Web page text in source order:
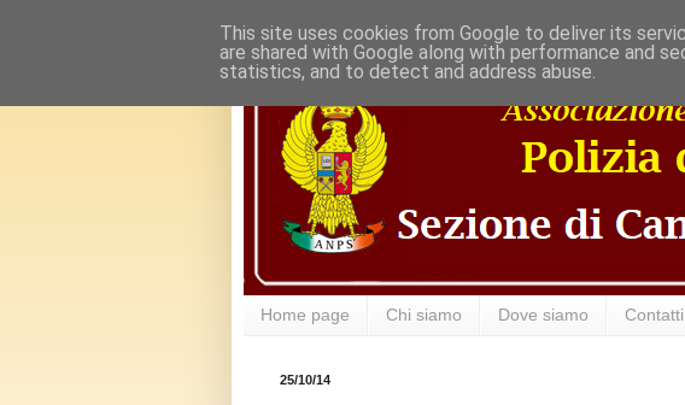
Home page Chi siamo Dove siamo Contatti
25/10/14
This site uses cookies from Google to deliver its
are shared with Google along with performance and
statistics, and to detect and address abuse.